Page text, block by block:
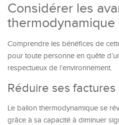
Considérer les
thermodynamique
Comprendre les bénéfices de
pour toute personne en quête
respectueux de l’environnement.
Réduire ses factures
Le ballon thermodynamique se
grâce à sa capacité à diminuer